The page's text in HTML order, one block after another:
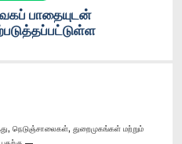
பாதையுடன்
நெடுஞ்சாலைகள், துறைமுகங்கள் மற்றும்